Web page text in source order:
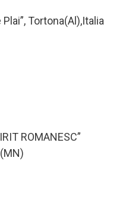
Tortona(Al),Italia
ROMANESC”